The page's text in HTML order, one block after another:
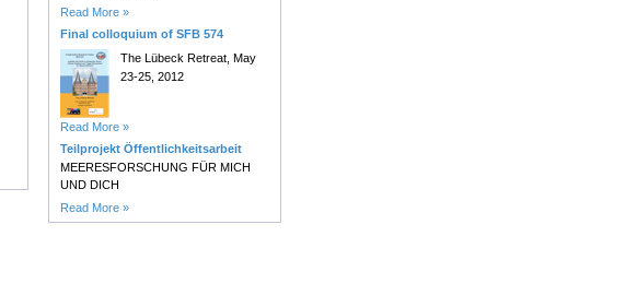
Read More »
Final colloquium of SFB 574
The Lübeck Retreat, May
23-25, 2012
Read More »
Teilprojekt Öffentlichkeitsarbeit
MEERESFORSCHUNG FÜR MICH
UND DICH
Read More »